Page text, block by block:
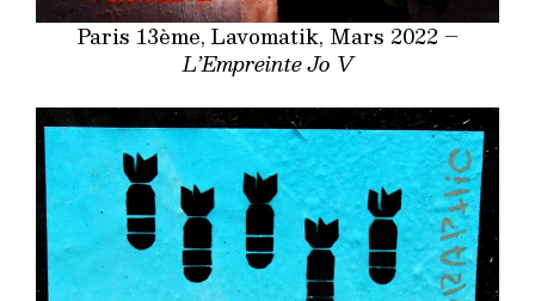
Paris 13ème, Lavomatik, Mars 2022 –
L’Empreinte Jo V